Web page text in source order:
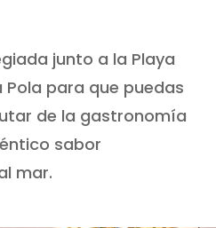
junto a la Playa
Pola para que puedas
de la gastronomía
sabor
mar.